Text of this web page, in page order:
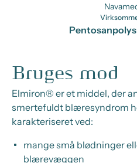
Bruges mod
Elmiron® er et middel, der
smertefuldt blæresyndrom
karakteriseret ved:
mange små blødninger
blærevæggen